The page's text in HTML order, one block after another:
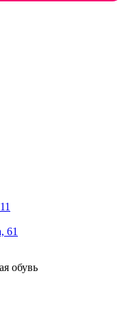
61
обувь